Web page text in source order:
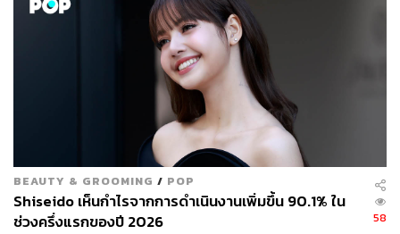
BEAUTY & GROOMING / POP
Shiseido เห็นกำไรจากการดำเนินงานเพิ่มขึ้น 90.1% ใน
ช่วงครึ่งแรกของปี 2026
58